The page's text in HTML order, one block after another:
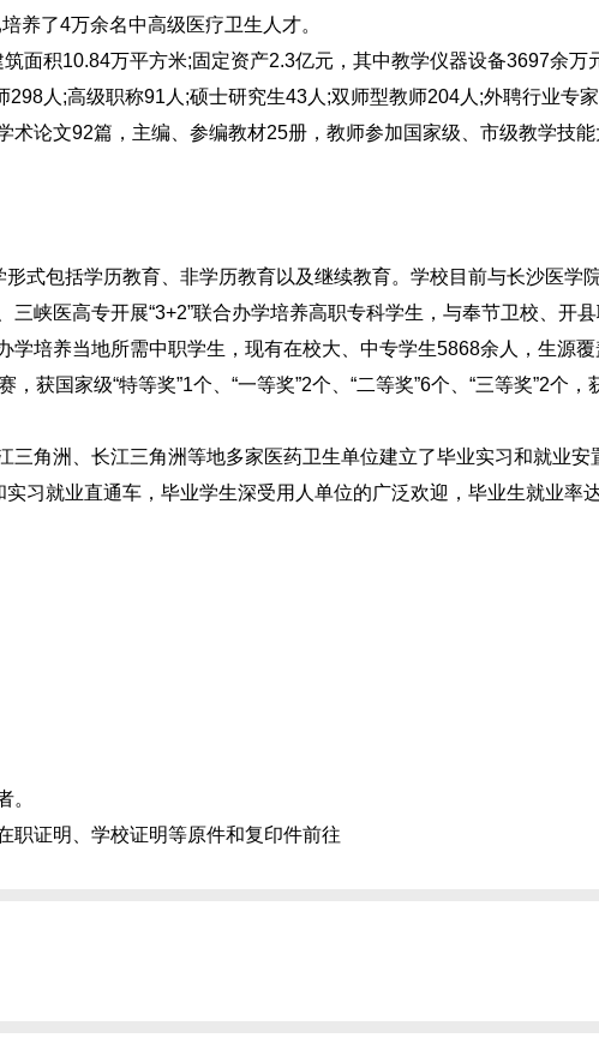
养了4万余名中高级医疗卫生人才。
面积10.84万平方米;固定资产2.3亿元，其中教学仪器设备3697余万
人;高级职称91人;硕士研究生43人;双师型教师204人;外聘行业专
术论文92篇，主编、参编教材25册，教师参加国家级、市级教学技能
式包括学历教育、非学历教育以及继续教育。学校目前与长沙医学
峡医高专开展“3+2”联合办学培养高职专科学生，与奉节卫校、开
学培养当地所需中职学生，现有在校大、中专学生5868余人，生源
获国家级“特等奖”1个、“一等奖”2个、“二等奖”6个、“三等奖”2个，
三角洲、长江三角洲等地多家医药卫生单位建立了毕业实习和就业安
习就业直通车，毕业学生深受用人单位的广泛欢迎，毕业生就业率
。
职证明、学校证明等原件和复印件前往